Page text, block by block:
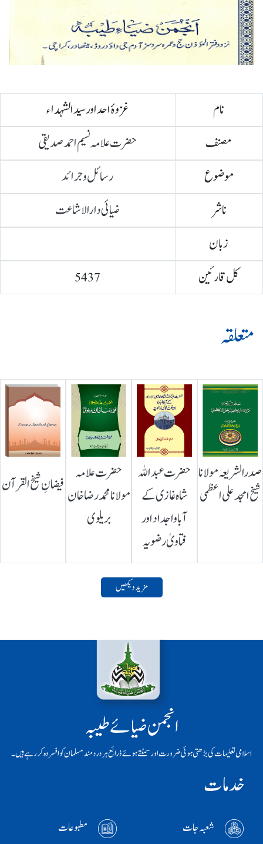
غزوۂ احد اور سید الشہداء
نام
حضرت علامہ نسیم احمد صدیقی
مصنف
رسائل و جرائد
موضوع
ضیائی دارالاشاعت
ناشر
زبان
5437
کل قارئین
متعلقہ
صدرالشریعہ مولانا
شیخ امجد علی اعظمی
حضرت عبداللہ
شاہ غازی کے
آباواجداد اور
فتاویٰ رضویہ
حضرت علامہ
مولانا محمد رضا خان
بریلوی
فیضانِ شیخ القرآن
مزید دیکھیں
انجمن ضیائے طیبہ
اسلامی تعلیمات کی بڑھتی ہوئی ضرورت اور سمٹتے ہوئے ذرائع ہر دردمند مسلمان کو افسردہ کر رہے ہیں۔
خدمات
شعبہ جات مطبوعات